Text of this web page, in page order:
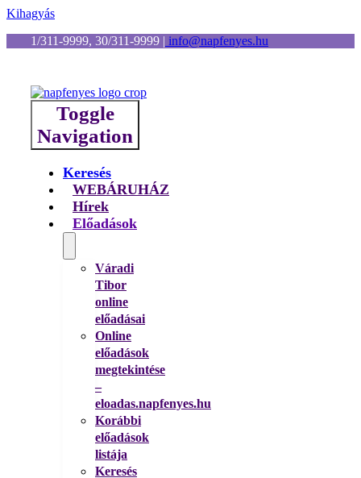
Kihagyás
1/311-9999, 30/311-9999 | info@napfenyes.hu
Toggle
Navigation
Keresés
WEBÁRUHÁZ
Hírek
Előadások
Váradi
Tibor
online
előadásai
Online
előadások
megtekintése
–
eloadas.napfenyes.hu
Korábbi
előadások
listája
Keresés